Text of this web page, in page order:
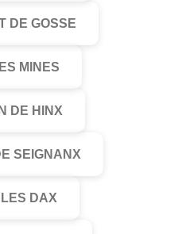
DE GOSSE
MINES
DE HINX
SEIGNANX
DAX